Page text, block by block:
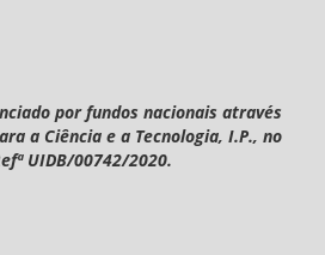
por fundos nacionais através
a Ciência e a Tecnologia, I.P., no
UIDB/00742/2020.